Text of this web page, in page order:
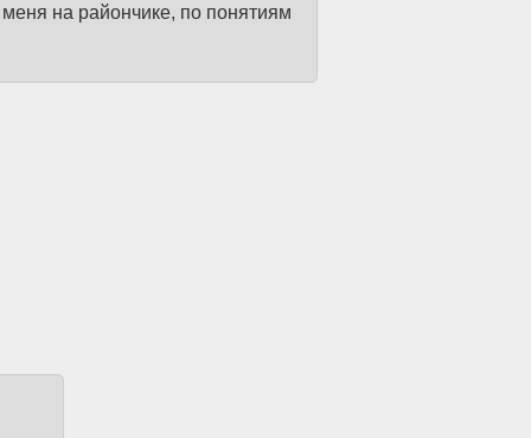
на райончике, по понятиям